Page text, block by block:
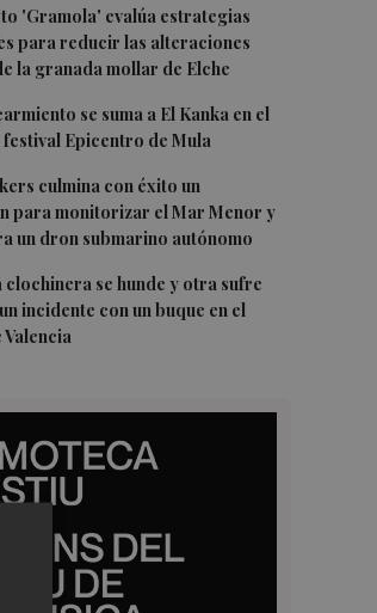
'Gramola' evalúa estrategias
para reducir las alteraciones
la granada mollar de Elche
se suma a El Kanka en el
Epicentro de Mula
culmina con éxito un
para monitorizar el Mar Menor y
un dron submarino autónomo
clochinera se hunde y otra sufre
incidente con un buque en el